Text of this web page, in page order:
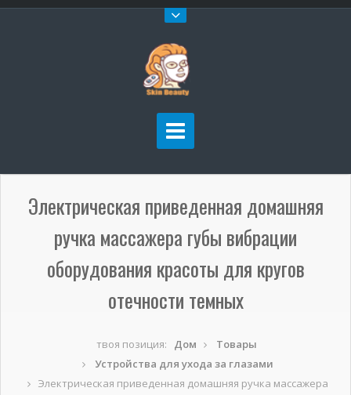
Электрическая приведенная домашняя
ручка массажера губы вибрации
оборудования красоты для кругов
отечности темных
твоя позиция: Дом
Товары
Устройства для ухода за глазами
Электрическая приведенная домашняя ручка массажера